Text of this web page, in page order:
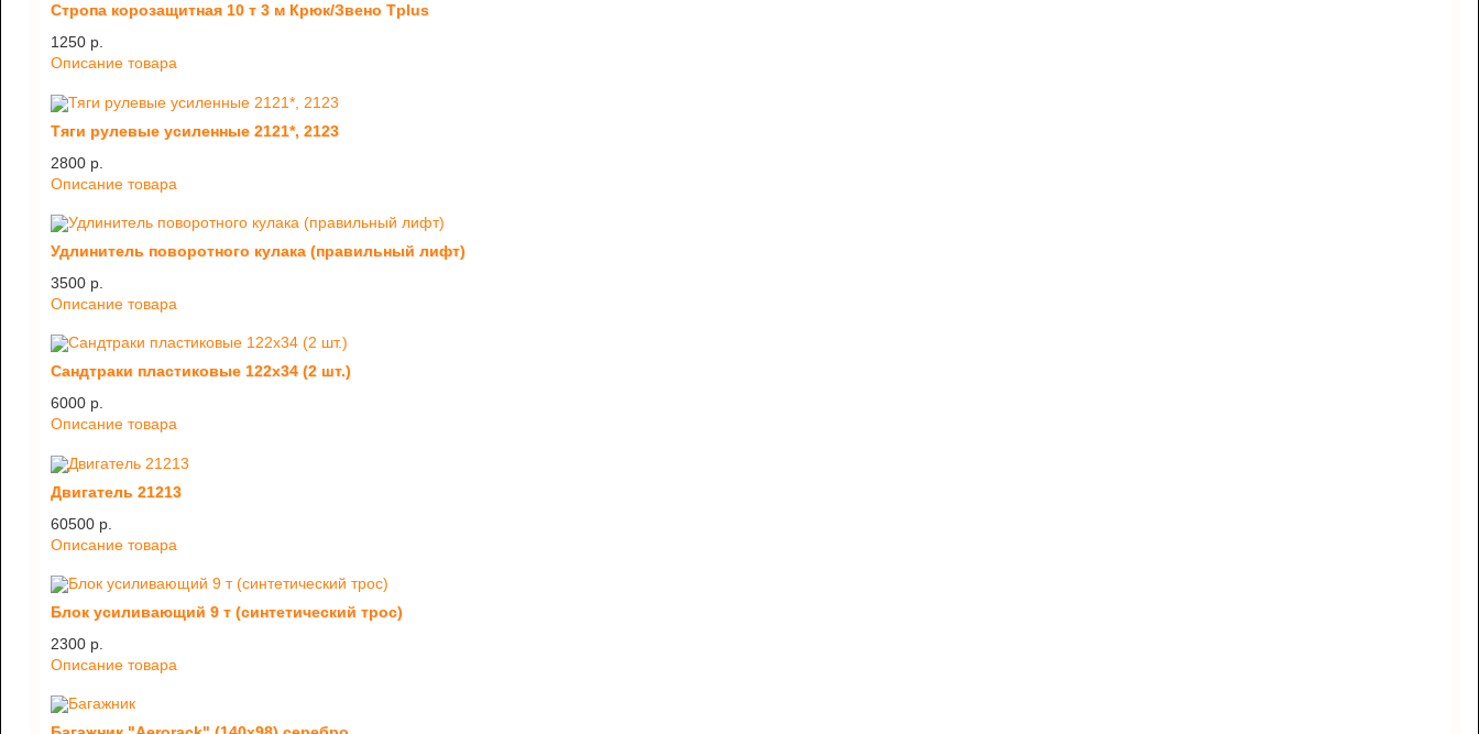
Стропа корозащитная 10 т 3 м Крюк/Звено Tplus
1250 p.
Описание товара
Тяги рулевые усиленные 2121*, 2123
2800 p.
Описание товара
Удлинитель поворотного кулака (правильный лифт)
3500 p.
Описание товара
Сандтраки пластиковые 122х34 (2 шт.)
6000 p.
Описание товара
Двигатель 21213
60500 p.
Описание товара
Блок усиливающий 9 т (синтетический трос)
2300 p.
Описание товара